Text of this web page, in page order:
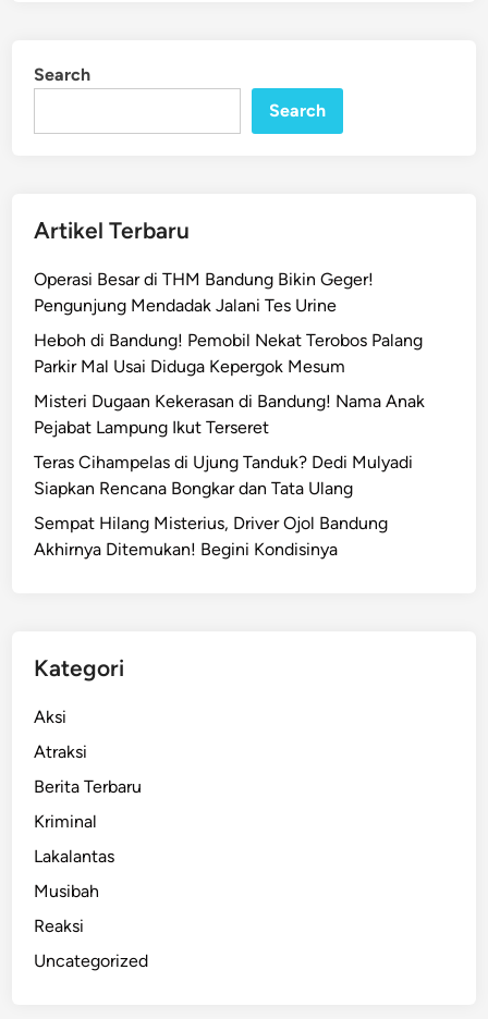
Search
Search
Artikel Terbaru
Operasi Besar di THM Bandung Bikin Geger!
Pengunjung Mendadak Jalani Tes Urine
Heboh di Bandung! Pemobil Nekat Terobos Palang
Parkir Mal Usai Diduga Kepergok Mesum
Misteri Dugaan Kekerasan di Bandung! Nama Anak
Pejabat Lampung Ikut Terseret
Teras Cihampelas di Ujung Tanduk? Dedi Mulyadi
Siapkan Rencana Bongkar dan Tata Ulang
Sempat Hilang Misterius, Driver Ojol Bandung
Akhirnya Ditemukan! Begini Kondisinya
Kategori
Aksi
Atraksi
Berita Terbaru
Kriminal
Lakalantas
Musibah
Reaksi
Uncategorized